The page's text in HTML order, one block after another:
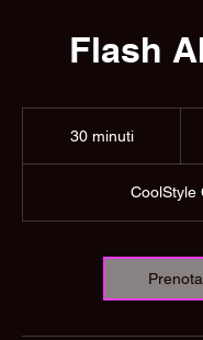
Flash
30 minuti3
i
n
t
CoolStyle
Prenota